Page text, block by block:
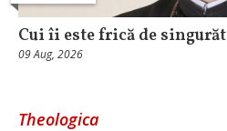
Cui îi este frică de
09 Aug, 2026
Theologica